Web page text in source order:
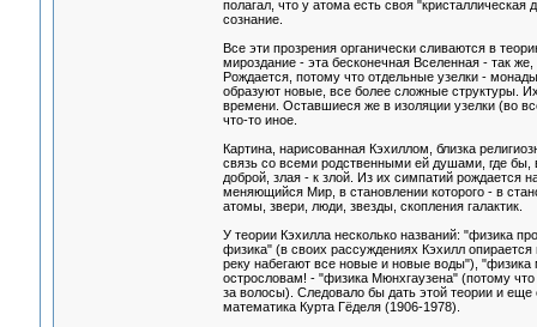
полагал, что у атома есть своя
сознание.
Все эти прозрения органически сливаются в
мироздание - эта бесконечная Вселенная - так
Рождается, потому что отдельные узелки -
образуют новые, все более сложные структуры.
времени. Оставшиеся же в изоляции узелки (во
что-то иное.
Картина, нарисованная Кэхиллом, близка
связь со всеми родственными ей душами, где бы,
доброй, злая - к злой. Из их симпатий рождается
меняющийся Мир, в становлении которого - в
атомы, звери, люди, звезды, скопления галактик.
У теории Кэхилла несколько названий: "физика
физика" (в своих рассуждениях Кэхилл
реку набегают все новые и новые воды"),
острословам! - "физика Мюнхгаузена" (потому
за волосы). Следовало бы дать этой теории и еще
математика Курта Гёделя (1906-1978).